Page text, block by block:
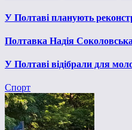
У Полтаві планують
Полтавка Надія
У Полтаві відібрали для
Спорт